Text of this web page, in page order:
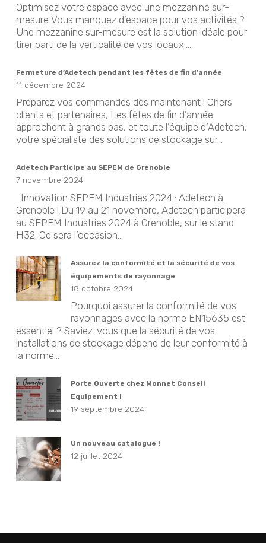
Optimisez votre espace avec une mezzanine sur-
mesure Vous manquez d’espace pour vos activités ?
Une mezzanine sur-mesure est la solution idéale pour
tirer parti de la verticalité de vos locaux....
Fermeture d’Adetech pendant les fêtes de fin d’année
11 décembre 2024
Préparez vos commandes dès maintenant ! Chers
clients et partenaires, Les fêtes de fin d’année
approchent à grands pas, et toute l’équipe d’Adetech,
votre spécialiste des solutions de stockage sur...
Adetech Participe au SEPEM de Grenoble
7 novembre 2024
Innovation SEPEM Industries 2024 : Adetech à
Grenoble ! Du 19 au 21 novembre, Adetech participera
au SEPEM Industries 2024 à Grenoble, sur le stand
H32. Ce sera l’occasion...
Assurez la conformité et la sécurité de vos
équipements de rayonnage
18 octobre 2024
Pourquoi assurer la conformité de vos
rayonnages avec la norme EN15635 est
essentiel ? Saviez-vous que la sécurité de vos
installations de stockage dépend de leur conformité à
la norme...
Porte Ouverte chez Monnet Conseil
Equipement !
19 septembre 2024
Un nouveau catalogue !
12 juillet 2024